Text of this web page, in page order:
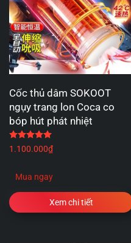
Cốc thủ dâm SOKOOT
ngụy trang lon Coca co
bóp hút phát nhiệt
1.100.000₫
Mua ngay
Xem chi tiết